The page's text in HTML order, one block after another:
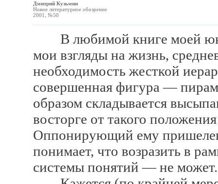
Дмитрий Кузьмин
Новое литературное обозрение
2001, №50
В любимой книге моей
мои взгляды на жизнь,
необходимость жесткой
совершенная фигура —
образом складывается
восторге от такого
Оппонирующий ему
понимает, что возразить в
системы понятий — не может.